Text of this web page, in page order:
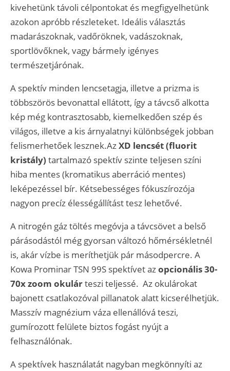
kivehetünk távoli célpontokat és megfigyelhetünk
azokon apróbb részleteket. Ideális választás
madarászoknak, vadőröknek, vadászoknak,
sportlövőknek, vagy bármely igényes
természetjárónak.
A spektív minden lencsetagja, illetve a prizma is
többszörös bevonattal ellátott, így a távcső alkotta
kép még kontrasztosabb, kiemelkedően szép és
világos, illetve a kis árnyalatnyi különbségek jobban
felismerhetőek lesznek.AzXD lencsét (fluorit
kristály) tartalmazó spektív szinte teljesen színi
hiba mentes (kromatikus aberráció mentes)
leképezéssel bír. Kétsebességes fókuszírozója
nagyon precíz élességállítást tesz lehetővé.
A nitrogén gáz töltés megóvja a távcsövet a belső
párásodástól még gyorsan változó hőmérsékletnél
is, akár vízbe is meríthetjük pár másodpercre. A
Kowa Prominar TSN 99S spektívet azopcionális 30-
70x zoom okulárteszi teljessé. Az okulárokat
bajonett csatlakozóval pillanatok alatt kicserélhetjük.
Masszív magnézium váza ellenállóvá teszi,
gumírozott felülete biztos fogást nyújt a
felhasználónak.
A spektívek használatát nagyban megkönnyíti az